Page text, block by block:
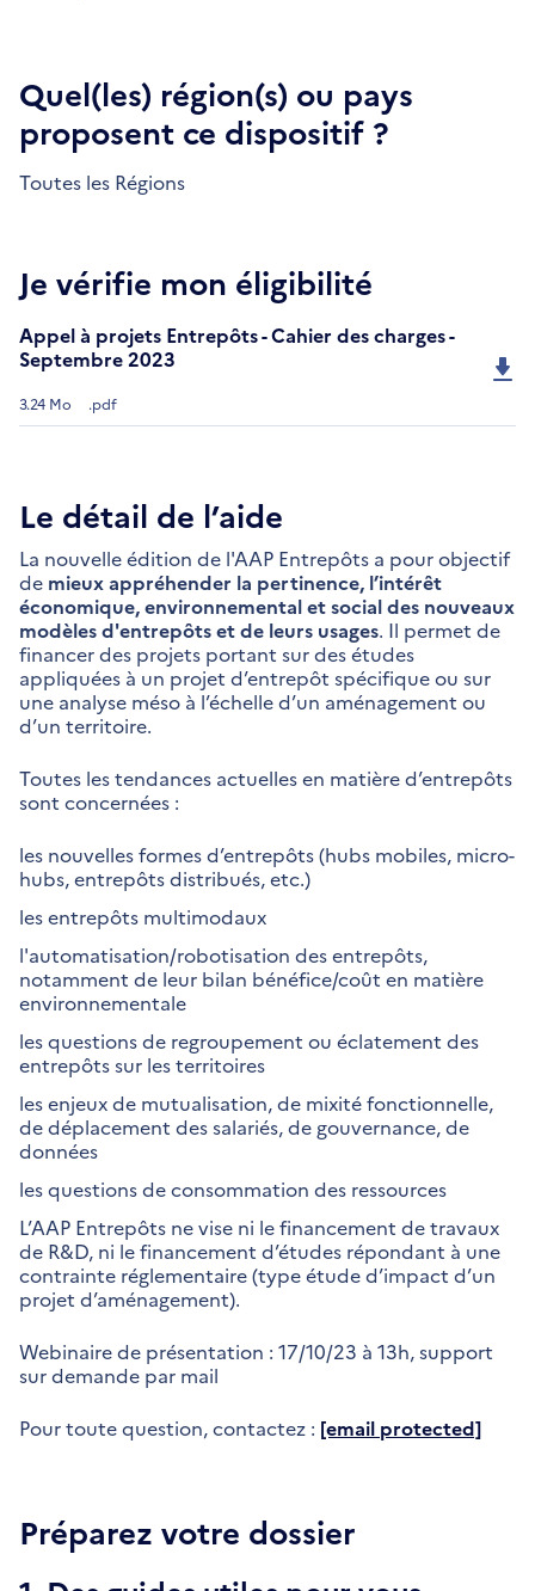
Quel(les) région(s) ou pays
proposent ce dispositif ?
Toutes les Régions
Je vérifie mon éligibilité
Appel à projets Entrepôts - Cahier des charges -
Septembre 2023
3.24 Mo .pdf
Le détail de l’aide
La nouvelle édition de l'AAP Entrepôts a pour objectif
de mieux appréhender la pertinence, l’intérêt
économique, environnemental et social des nouveaux
modèles d'entrepôts et de leurs usages. Il permet de
financer des projets portant sur des études
appliquées à un projet d’entrepôt spécifique ou sur
une analyse méso à l’échelle d’un aménagement ou
d’un territoire.
Toutes les tendances actuelles en matière d’entrepôts
sont concernées :
les nouvelles formes d’entrepôts (hubs mobiles, micro-
hubs, entrepôts distribués, etc.)
les entrepôts multimodaux
l'automatisation/robotisation des entrepôts,
notamment de leur bilan bénéfice/coût en matière
environnementale
les questions de regroupement ou éclatement des
entrepôts sur les territoires
les enjeux de mutualisation, de mixité fonctionnelle,
de déplacement des salariés, de gouvernance, de
données
les questions de consommation des ressources
L’AAP Entrepôts ne vise ni le financement de travaux
de R&D, ni le financement d’études répondant à une
contrainte réglementaire (type étude d’impact d’un
projet d’aménagement).
Webinaire de présentation : 17/10/23 à 13h, support
sur demande par mail
Pour toute question, contactez : [email protected]
Préparez votre dossier